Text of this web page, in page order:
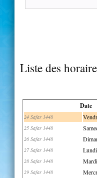
Liste des
Date
24 Safar 1448
25 Safar 1448
26 Safar 1448
27 Safar 1448
28 Safar 1448
29 Safar 1448